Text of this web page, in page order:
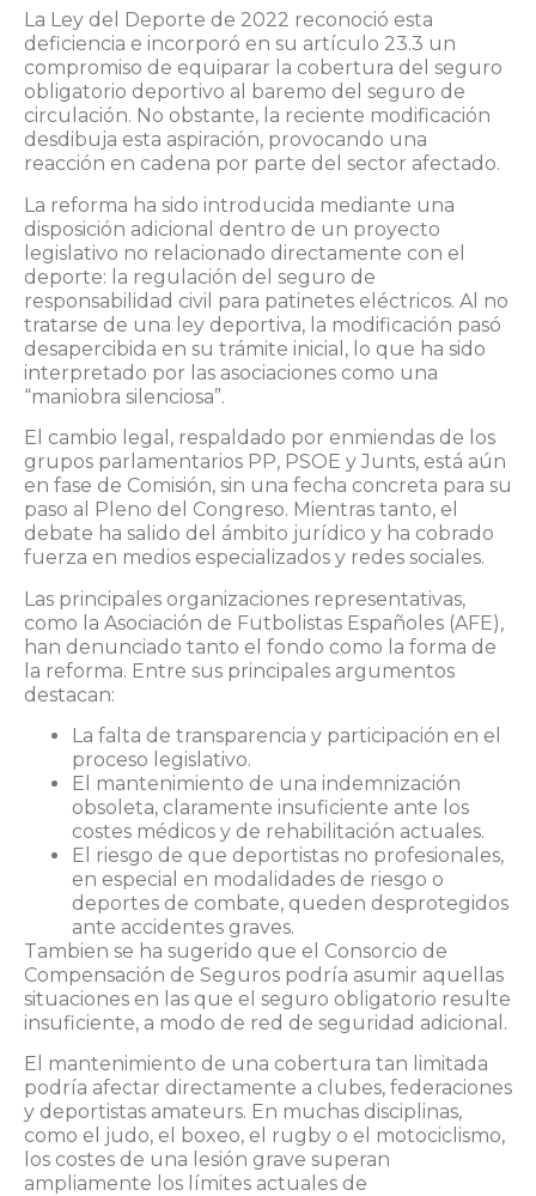
La Ley del Deporte de 2022 reconoció esta
deficiencia e incorporó en su artículo 23.3 un
compromiso de equiparar la cobertura del seguro
obligatorio deportivo al baremo del seguro de
circulación. No obstante, la reciente modificación
desdibuja esta aspiración, provocando una
reacción en cadena por parte del sector afectado.
La reforma ha sido introducida mediante una
disposición adicional dentro de un proyecto
legislativo no relacionado directamente con el
deporte: la regulación del seguro de
responsabilidad civil para patinetes eléctricos. Al no
tratarse de una ley deportiva, la modificación pasó
desapercibida en su trámite inicial, lo que ha sido
interpretado por las asociaciones como una
“maniobra silenciosa”.
El cambio legal, respaldado por enmiendas de los
grupos parlamentarios PP, PSOE y Junts, está aún
en fase de Comisión, sin una fecha concreta para su
paso al Pleno del Congreso. Mientras tanto, el
debate ha salido del ámbito jurídico y ha cobrado
fuerza en medios especializados y redes sociales.
Las principales organizaciones representativas,
como la Asociación de Futbolistas Españoles (AFE),
han denunciado tanto el fondo como la forma de
la reforma. Entre sus principales argumentos
destacan:
La falta de transparencia y participación en el
proceso legislativo.
El mantenimiento de una indemnización
obsoleta, claramente insuficiente ante los
costes médicos y de rehabilitación actuales.
El riesgo de que deportistas no profesionales,
en especial en modalidades de riesgo o
deportes de combate, queden desprotegidos
ante accidentes graves.
Tambien se ha sugerido que el Consorcio de
Compensación de Seguros podría asumir aquellas
situaciones en las que el seguro obligatorio resulte
insuficiente, a modo de red de seguridad adicional.
El mantenimiento de una cobertura tan limitada
podría afectar directamente a clubes, federaciones
y deportistas amateurs. En muchas disciplinas,
como el judo, el boxeo, el rugby o el motociclismo,
los costes de una lesión grave superan
ampliamente los límites actuales de